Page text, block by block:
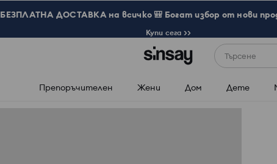
БЕЗПЛАТНА ДОСТАВКА на всичко 🎒 Богат избор от нови
Купи сега >>
Търсене
Препоръчителен Жени Дом Дете